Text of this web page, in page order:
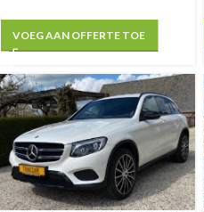
VOEG AAN OFFERTE TOE